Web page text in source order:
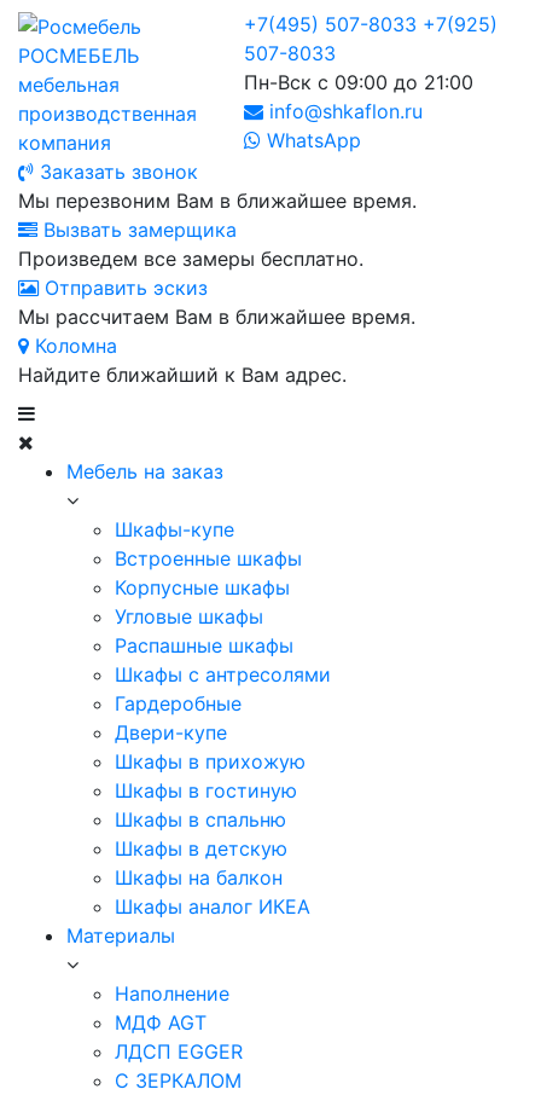
РОСМЕБЕЛЬ
мебельная
производственная
компания
+7(495) 507-8033 +7(925)
507-8033
Пн-Вск с 09:00 до 21:00
info@shkaflon.ru
WhatsApp
Заказать звонок
Мы перезвоним Вам в ближайшее время.
Вызвать замерщика
Произведем все замеры бесплатно.
Отправить эскиз
Мы рассчитаем Вам в ближайшее время.
Коломна
Найдите ближайший к Вам адрес.
Мебель на заказ
Шкафы-купе
Встроенные шкафы
Корпусные шкафы
Угловые шкафы
Распашные шкафы
Шкафы с антресолями
Гардеробные
Двери-купе
Шкафы в прихожую
Шкафы в гостиную
Шкафы в спальню
Шкафы в детскую
Шкафы на балкон
Шкафы аналог ИКЕА
Материалы
Наполнение
МДФ AGT
ЛДСП EGGER
С ЗЕРКАЛОМ